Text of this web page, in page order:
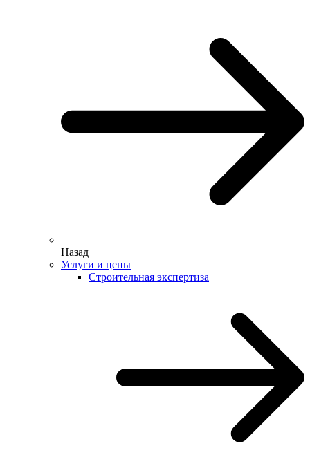
Назад
Услуги и цены
Строительная экспертиза